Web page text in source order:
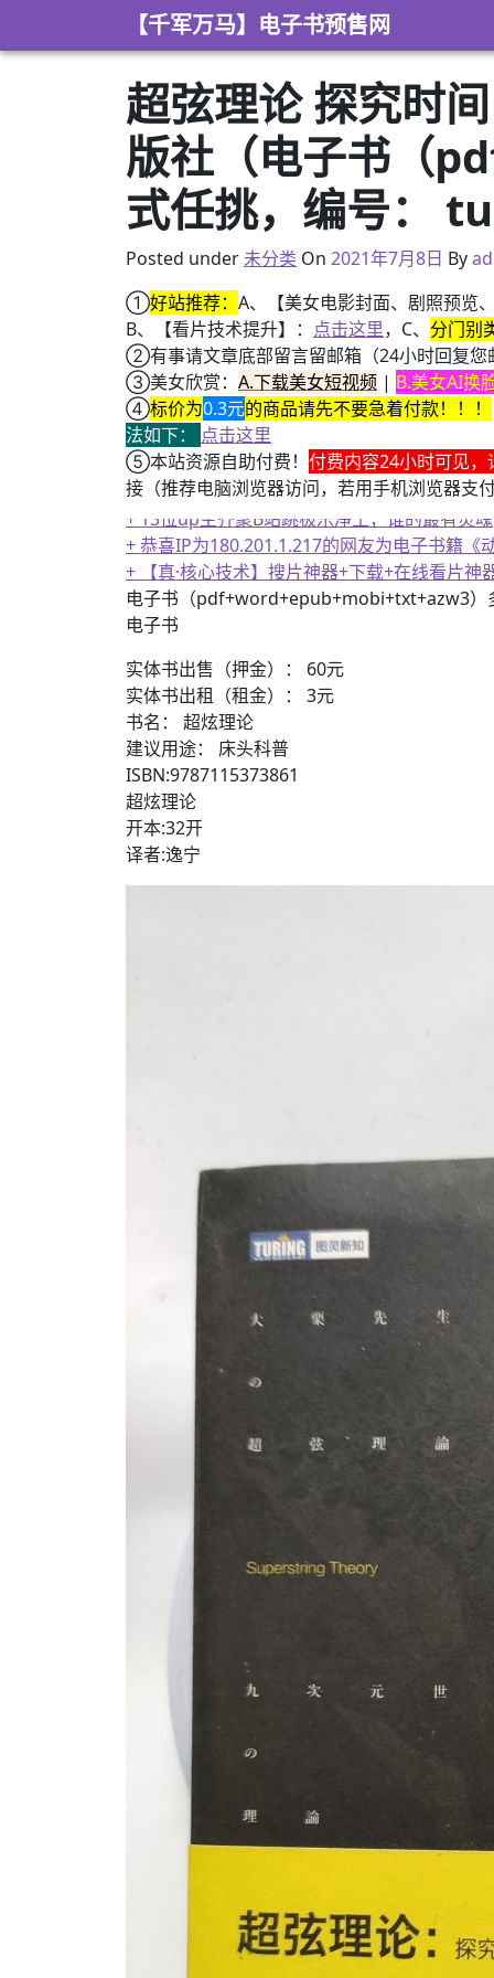
【千军万马】电子书预售网
超弦理论 探究时
版社（电子书（
式任挑，编号：
Posted under未分类 On 2021年2月17日
2021年7月8日 By
①好站推荐： A、【美女电影封面、剧照预览
B、【看片技术提升】： 点击这里，C、 分门别
②有事请文章底部留言留邮箱（24小时回复您
③美女欣赏： A.下载美女短视频 | B.美女AI换
④标价为0.3元的商品请先不要急着付款！！！
法如下： 点击这里
⑤本站资源自助付费！ 付费内容24小时可见
接（推荐电脑浏览器访问，若用手机浏览器支
+ 13位up主齐聚B站跳极乐净土，谁的最有灵魂
+ 恭喜IP为180.201.1.217的网友为电子书籍《
+ 【真·核心技术】搜片神器+下载+在线看片神
电子书（pdf+word+epub+mobi+txt+azw3）
电子书
实体书出售（押金）： 60元
实体书出租（租金）： 3元
书名： 超炫理论
建议用途： 床头科普
ISBN:9787115373861
超炫理论
开本:32开
译者:逸宁